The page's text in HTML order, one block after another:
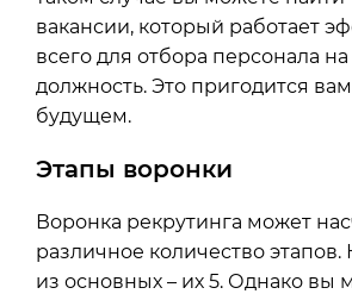
вакансии, который работает
всего для отбора персонала
должность. Это пригодится
будущем.
Этапы воронки
Воронка рекрутинга может
различное количество этапов.
из основных – их 5. Однако вы